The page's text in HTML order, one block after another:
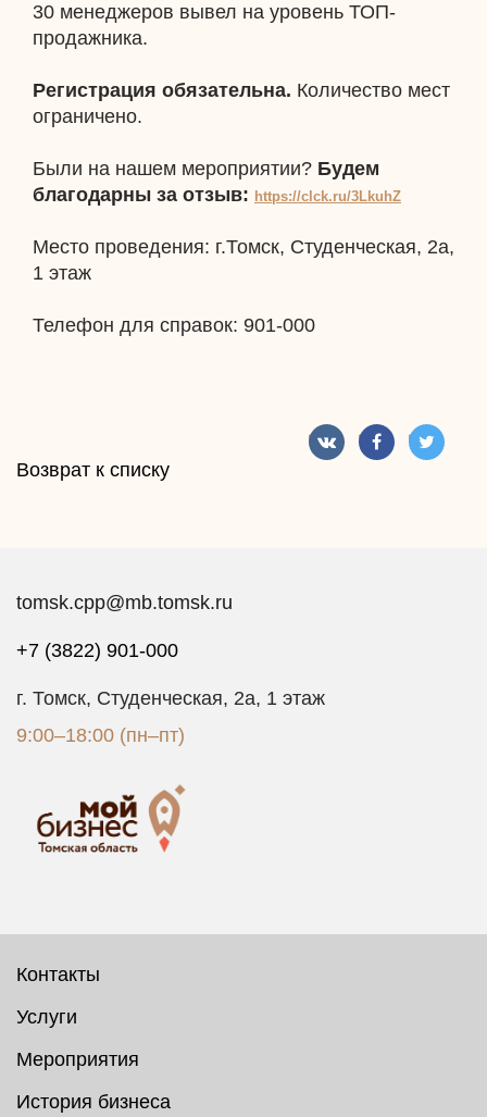
30 менеджеров вывел на уровень ТОП-
продажника.
Регистрация обязательна. Количество мест
ограничено.
Были на нашем мероприятии? Будем
благодарны за отзыв: https://clck.ru/3LkuhZ
Место проведения: г.Томск, Студенческая, 2а,
1 этаж
Телефон для справок: 901-000
Возврат к списку
tomsk.cpp@mb.tomsk.ru
+7 (3822) 901-000
г. Томск, Студенческая, 2а, 1 этаж
9:00–18:00 (пн–пт)
Контакты
Услуги
Мероприятия
История бизнеса